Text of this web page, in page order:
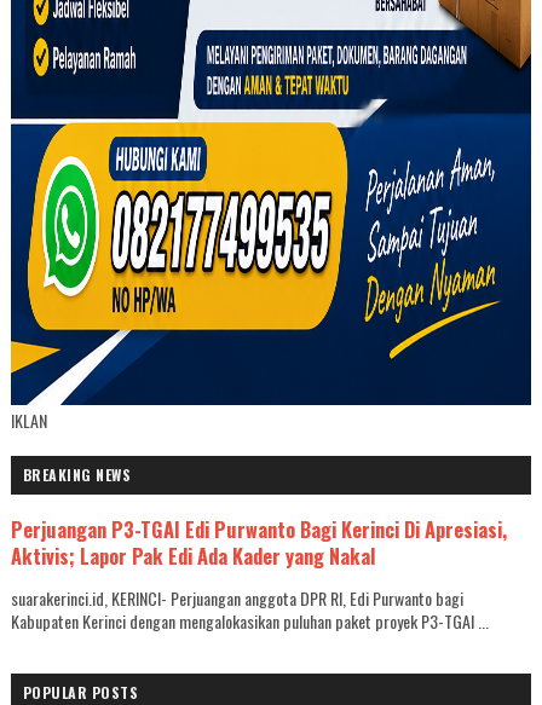
IKLAN
BREAKING NEWS
Perjuangan P3-TGAI Edi Purwanto Bagi Kerinci Di Apresiasi,
Aktivis; Lapor Pak Edi Ada Kader yang Nakal
suarakerinci.id, KERINCI- Perjuangan anggota DPR RI, Edi Purwanto bagi
Kabupaten Kerinci dengan mengalokasikan puluhan paket proyek P3-TGAI ...
POPULAR POSTS